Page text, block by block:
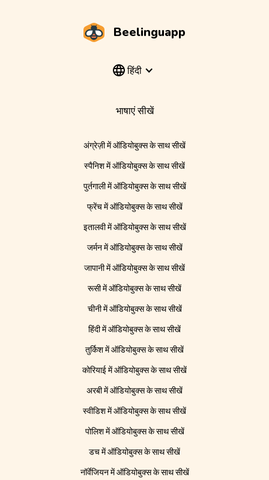
Beelinguapp
हिंदी
भाषाएं सीखें
अंग्रेज़ी में ऑडियोबुक्स के साथ सीखें
स्पैनिश में ऑडियोबुक्स के साथ सीखें
पुर्तगाली में ऑडियोबुक्स के साथ सीखें
फ्रेंच में ऑडियोबुक्स के साथ सीखें
इतालवी में ऑडियोबुक्स के साथ सीखें
जर्मन में ऑडियोबुक्स के साथ सीखें
जापानी में ऑडियोबुक्स के साथ सीखें
रूसी में ऑडियोबुक्स के साथ सीखें
चीनी में ऑडियोबुक्स के साथ सीखें
हिंदी में ऑडियोबुक्स के साथ सीखें
तुर्किश में ऑडियोबुक्स के साथ सीखें
कोरियाई में ऑडियोबुक्स के साथ सीखें
अरबी में ऑडियोबुक्स के साथ सीखें
स्वीडिश में ऑडियोबुक्स के साथ सीखें
पोलिश में ऑडियोबुक्स के साथ सीखें
डच में ऑडियोबुक्स के साथ सीखें
नॉर्वेजियन में ऑडियोबुक्स के साथ सीखें